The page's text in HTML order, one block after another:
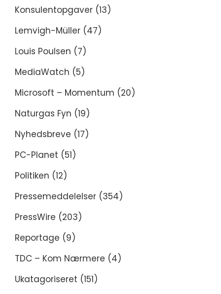
Konsulentopgaver (13)
Lemvigh-Müller (47)
Louis Poulsen (7)
MediaWatch (5)
Microsoft – Momentum (20)
Naturgas Fyn (19)
Nyhedsbreve (17)
PC-Planet (51)
Politiken (12)
Pressemeddelelser (354)
PressWire (203)
Reportage (9)
TDC – Kom Nærmere (4)
Ukatagoriseret (151)